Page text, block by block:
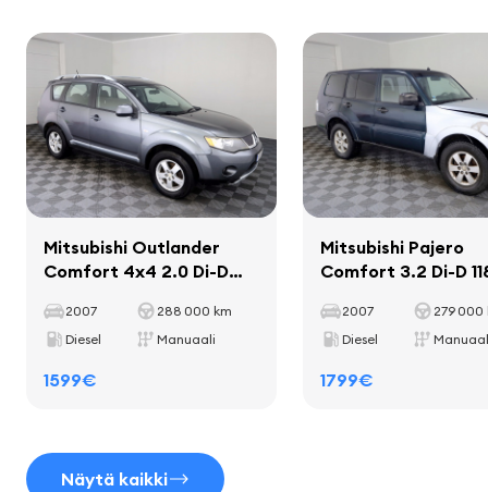
Sisustus
sisätilan koristelevyt
matot
nahkainen vaihteenvalitsin
nahkaverhoilu
säädettävä istuinkorkeus
Kantavuus
325 kg
Akseliväli
2635 mm
Mitsubishi Outlander
Comfort 4x4 2.0 Di-D
2007
288 000 km
Diesel
Manuaali
1599€
Mitsubishi Pajero
Comfort 3.2 Di-D
2007
279 000
Diesel
1799€
Näytä kaikki